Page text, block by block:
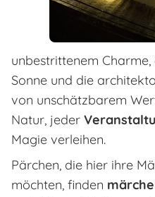
unbestrittenem
Sonne und die
von unschätzbarem
Natur, jeder
Magie verleihen.
Pärchen, die hier ihre
möchten, finden